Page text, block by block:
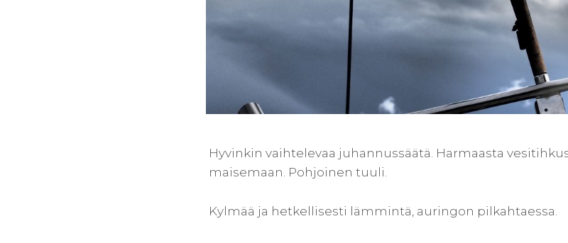
Hyvinkin vaihtelevaa juhannussäätä. Harmaasta
maisemaan. Pohjoinen tuuli.
Kylmää ja hetkellisesti lämmintä, auringon pilkahtaessa.